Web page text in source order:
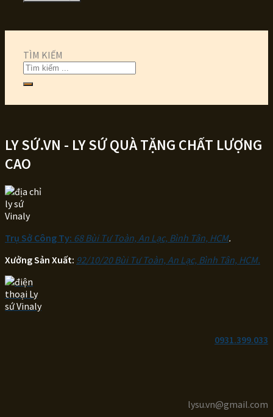
TÌM KIẾM
LY SỨ.VN - LY SỨ QUÀ TẶNG CHẤT LƯỢNG
CAO
Trụ Sở Công Ty: 68 Bùi Tư Toàn, An Lạc, Bình Tân, HCM.
Xưởng Sản Xuất: 92/10/20 Bùi Tư Toàn, An Lạc, Bình Tân, HCM.
0931.399.033
lysu.vn@gmail.com